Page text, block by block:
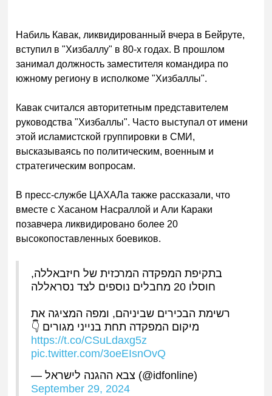
Набиль Кавак, ликвидированный вчера в Бейруте,
вступил в "Хизбаллу" в 80-х годах. В прошлом
занимал должность заместителя командира по
южному региону в исполкоме "Хизбаллы".
Кавак считался авторитетным представителем
руководства "Хизбаллы". Часто выступал от имени
этой исламистской группировки в СМИ,
высказываясь по политическим, военным и
стратегическим вопросам.
В пресс-службе ЦАХАЛа также рассказали, что
вместе с Хасаном Насраллой и Али Караки
позавчера ликвидировано более 20
высокопоставленных боевиков.
בתקיפת המפקדה המרכזית של חיזבאללה,
חוסלו 20 מחבלים נוספים לצד נסראללה
רשימת הבכירים שביניהם, ומפה המציגה את
מיקום המפקדה תחת בנייני מגורים 👇
https://t.co/CSuLdaxg5z
pic.twitter.com/3oeEIsnOvQ
— צבא ההגנה לישראל (@idfonline)
September 29, 2024